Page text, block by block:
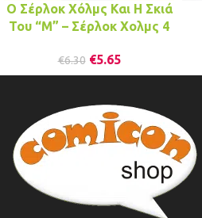
Ο Σέρλοκ Χόλμς Και Η Σκιά
Του “Μ” – Σέρλοκ Χολμς 4
€6.30 €5.65